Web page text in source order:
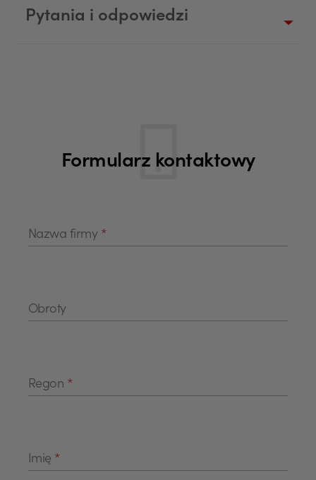
Pytania i odpowiedzi
Formularz kontaktowy
Nazwa firmy *
Obroty
Regon *
Imię *